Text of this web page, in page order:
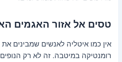
טסים אל אזור האגמים
אין כמו איטליה לאנשים שמבינים את
רומנטיקה במיטבה. זה לא רק